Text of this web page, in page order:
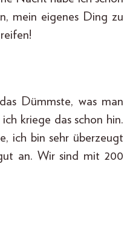
mein eigenes Ding zu
Dümmste, was man
kriege das schon hin.
ich bin sehr überzeugt
an. Wir sind mit 200